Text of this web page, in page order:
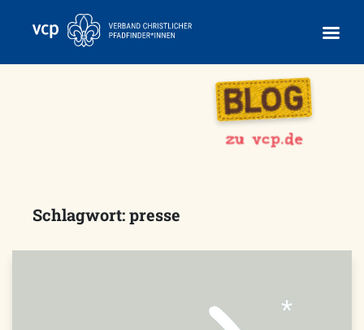
Schlagwort:presse